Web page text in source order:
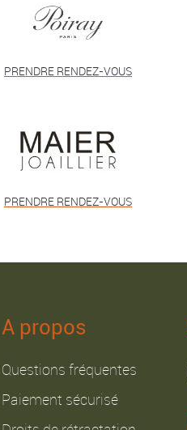
PRENDRE RENDEZ-VOUS
PRENDRE RENDEZ-VOUS
A propos
Questions fréquentes
Paiement sécurisé